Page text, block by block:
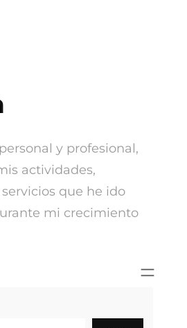
y profesional,
actividades,
que he ido
mi crecimiento